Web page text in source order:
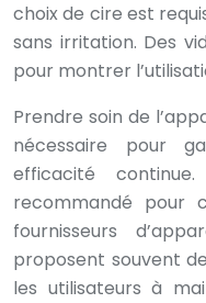
choix de cire est
sans irritation. Des
pour montrer
Prendre soin de
nécessaire pour
efficacité
recommandé pour
fournisseurs
proposent souvent
les utilisateurs à